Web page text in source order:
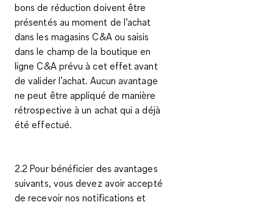
bons de réduction doivent être
présentés au moment de l’achat
dans les magasins C&A ou saisis
dans le champ de la boutique en
ligne C&A prévu à cet effet avant
de valider l’achat. Aucun avantage
ne peut être appliqué de manière
rétrospective à un achat qui a déjà
été effectué.
2.2 Pour bénéficier des avantages
suivants, vous devez avoir accepté
de recevoir nos notifications et